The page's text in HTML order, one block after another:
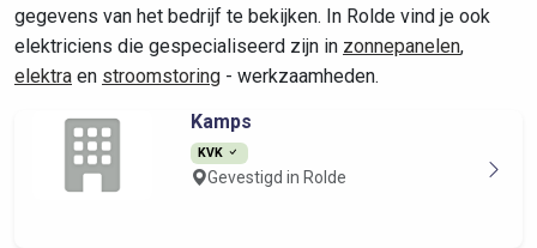
gegevens van het bedrijf te bekijken. In Rolde vind je ook
elektriciens die gespecialiseerd zijn in zonnepanelen,
elektra en stroomstoring - werkzaamheden.
Kamps
KVK
Gevestigd in Rolde